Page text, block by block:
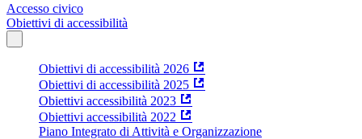
Accesso civico
Obiettivi di accessibilità
Obiettivi di accessibilità 2026
Obiettivi di accessibilità 2025
Obiettivi accessibilità 2023
Obiettivi accessibilità 2022
Piano Integrato di Attività e Organizzazione